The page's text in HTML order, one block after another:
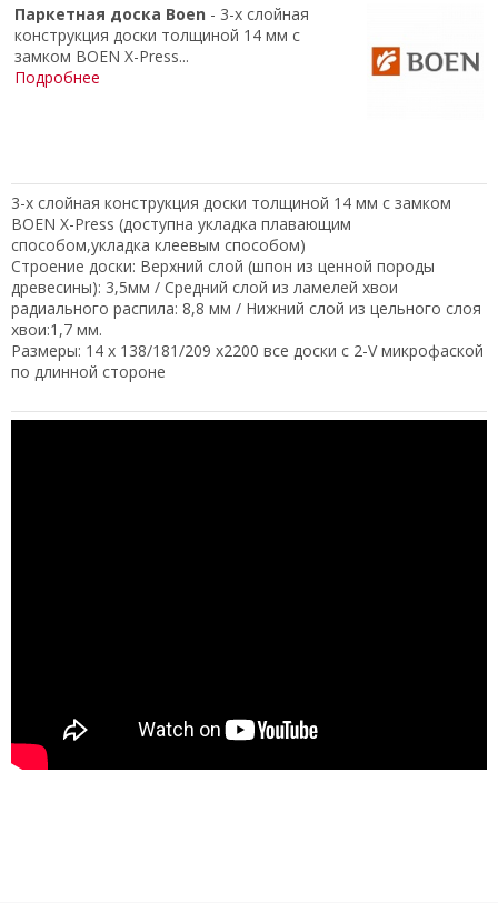
Паркетная доска Boen - 3-х слойная
конструкция доски толщиной 14 мм с
замком BOEN X-Press...
Подробнее
3-х слойная конструкция доски толщиной 14 мм с замком
BOEN X-Press (доступна укладка плавающим
способом,укладка клеевым способом)
Строение доски: Верхний слой (шпон из ценной породы
древесины): 3,5мм / Средний слой из ламелей хвои
радиального распила: 8,8 мм / Нижний слой из цельного слоя
хвои:1,7 мм.
Размеры: 14 х 138/181/209 х2200 все доски с 2-V микрофаской
по длинной стороне